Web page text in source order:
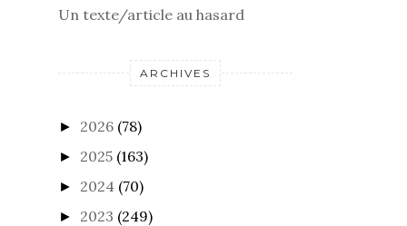
Un texte/article au hasard
ARCHIVES
► 2026 (78)
► 2025 (163)
► 2024 (70)
► 2023 (249)